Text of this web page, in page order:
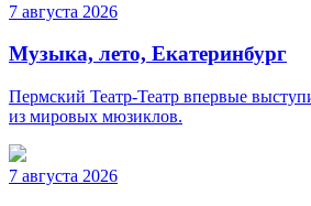
7 августа 2026
Музыка, лето, Екатеринбург
Пермский Театр-Театр впервые
из мировых мюзиклов.
7 августа 2026